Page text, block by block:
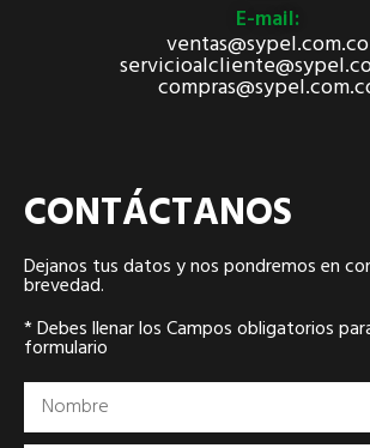
E-mail:
ventas@sypel.com.co
CONTÁCTANOS
Dejanos tus datos y nos pondremos en
brevedad.
* Debes llenar los Campos obligatorios
formulario